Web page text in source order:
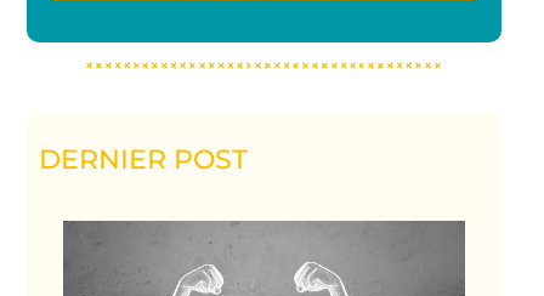
DERNIER POST